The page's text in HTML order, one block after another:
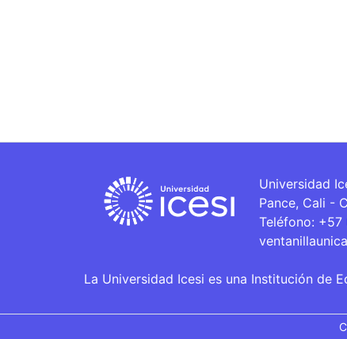
Universidad
Pance, Cali -
Teléfono:
La Universidad Icesi es una Institución de